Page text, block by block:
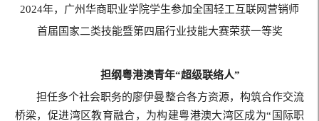
2024年，广州华商职业学院学生参加全国轻工互联网营销师
首届国家二类技能暨第四届行业技能大赛荣获一等奖
担纲粤港澳青年“超级联络人”
担任多个社会职务的廖伊曼整合各方资源，构筑合作交流
桥梁，促进湾区教育融合，为构建粤港澳大湾区成为“国际职